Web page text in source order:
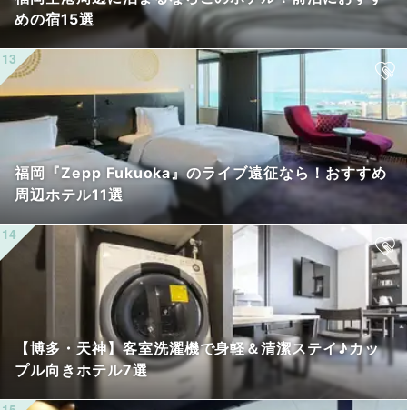
めの宿15選
福岡『Zepp Fukuoka』のライブ遠征なら！おすすめ
周辺ホテル11選
【博多・天神】客室洗濯機で身軽＆清潔ステイ♪カッ
プル向きホテル7選